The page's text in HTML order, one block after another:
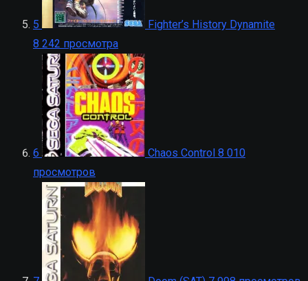
5
Fighter’s History Dynamite
8 242 просмотра
6 Chaos Control 8 010
просмотров